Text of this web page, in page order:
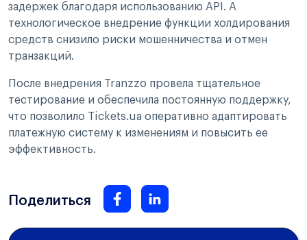
задержек благодаря использованию API. А
технологическое внедрение функции холдирования
средств снизило риски мошенничества и отмен
транзакций.
После внедрения Tranzzo провела тщательное
тестирование и обеспечила постоянную поддержку,
что позволило Tickets.ua оперативно адаптировать
платежную систему к изменениям и повысить ее
эффективность.
Поделиться